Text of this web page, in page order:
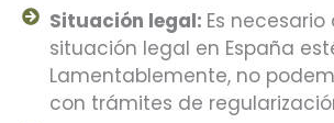
Situación legal: Es
situación legal en España
Lamentablemente, no
con trámites de